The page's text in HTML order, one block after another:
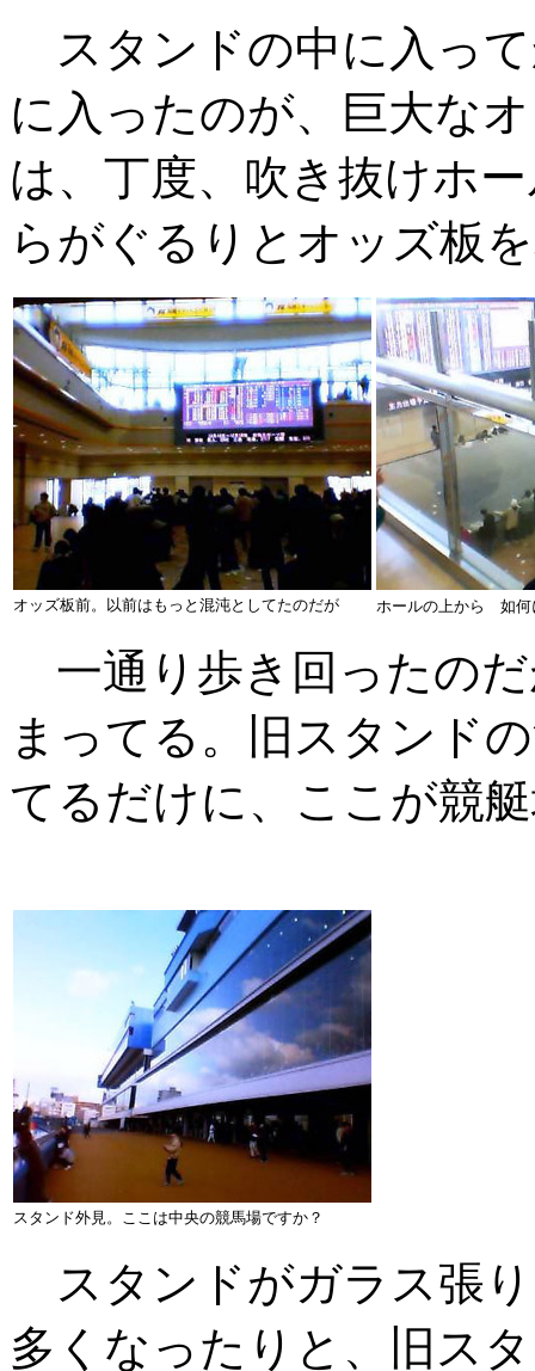
スタンドの中に入っ
に入ったのが、巨大な
は、丁度、吹き抜けホ
らがぐるりとオッズ板
オッズ板前。以前はもっと混沌としてたのだが ホールの上から 如何
一通り歩き回ったの
まってる。旧スタンド
てるだけに、ここが競
スタンド外見。ここは中央の競馬場ですか？
スタンドがガラス張
多くなったりと、旧ス